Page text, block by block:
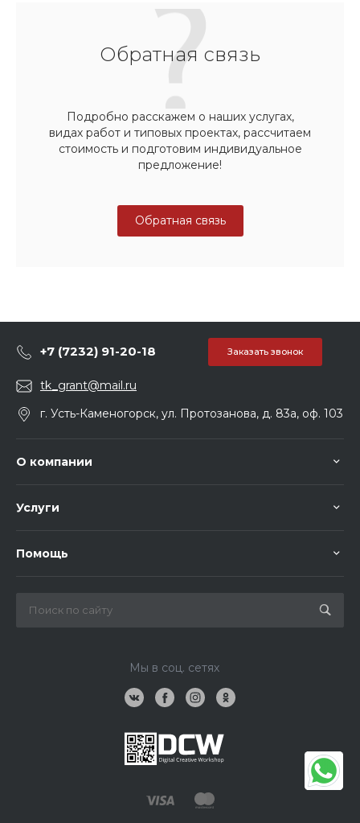
Обратная связь
Подробно расскажем о наших услугах,
видах работ и типовых проектах, рассчитаем
стоимость и подготовим индивидуальное
предложение!
Обратная связь
+7 (7232) 91-20-18 Заказать звонок
tk_grant@mail.ru
г. Усть-Каменогорск, ул. Протозанова, д. 83а, оф. 103
О компании
Услуги
Помощь
Мы в соц. сетях